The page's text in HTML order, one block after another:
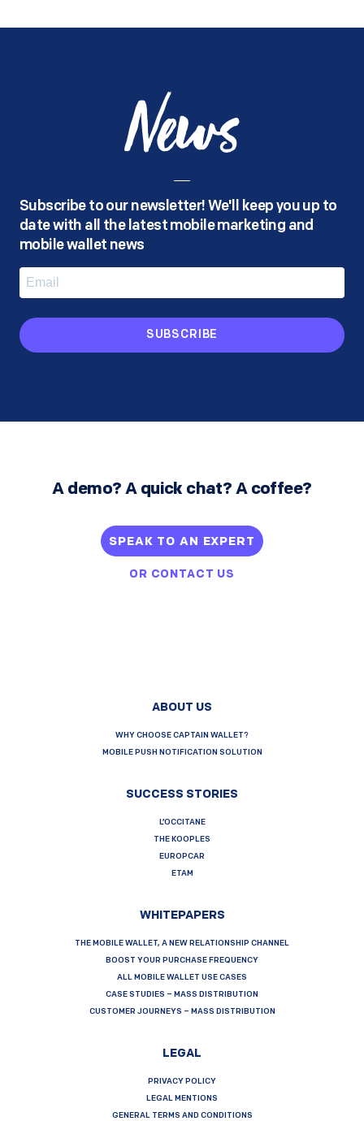
News
Subscribe to our newsletter! We'll keep you up to
date with all the latest mobile marketing and
mobile wallet news
SUBSCRIBE
A demo? A quick chat? A coffee?
SPEAK TO AN EXPERT
OR CONTACT US
ABOUT US
WHY CHOOSE CAPTAIN WALLET?
MOBILE PUSH NOTIFICATION SOLUTION
SUCCESS STORIES
L’OCCITANE
THE KOOPLES
EUROPCAR
ETAM
WHITEPAPERS
THE MOBILE WALLET, A NEW RELATIONSHIP CHANNEL
BOOST YOUR PURCHASE FREQUENCY
ALL MOBILE WALLET USE CASES
CASE STUDIES – MASS DISTRIBUTION
CUSTOMER JOURNEYS – MASS DISTRIBUTION
LEGAL
PRIVACY POLICY
LEGAL MENTIONS
GENERAL TERMS AND CONDITIONS